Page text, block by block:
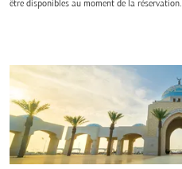
être disponibles au moment de la réservation.